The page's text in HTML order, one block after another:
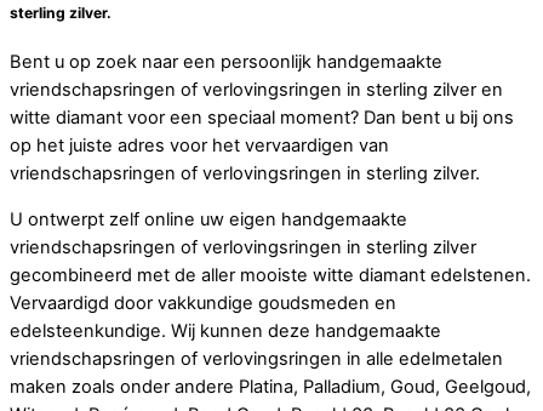
sterling zilver.
Bent u op zoek naar een persoonlijk handgemaakte
vriendschapsringen of verlovingsringen in sterling zilver en
witte diamant voor een speciaal moment? Dan bent u bij ons
op het juiste adres voor het vervaardigen van
vriendschapsringen of verlovingsringen in sterling zilver.
U ontwerpt zelf online uw eigen handgemaakte
vriendschapsringen of verlovingsringen in sterling zilver
gecombineerd met de aller mooiste witte diamant edelstenen.
Vervaardigd door vakkundige goudsmeden en
edelsteenkundige. Wij kunnen deze handgemaakte
vriendschapsringen of verlovingsringen in alle edelmetalen
maken zoals onder andere Platina, Palladium, Goud, Geelgoud,